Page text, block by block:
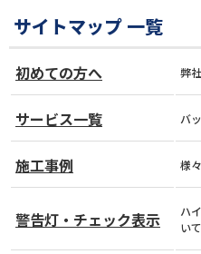
プライバシーポリシー
050-
営業時間 8:30〜19:00 （
サイトマップ 一覧
初めての方へ 弊
サービス一覧 バ
施工事例 様
警告灯・チェック表示
ハ
いて